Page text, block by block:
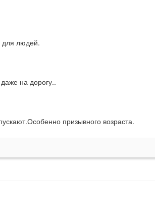
для людей.
на дорогу..
призывного возраста.